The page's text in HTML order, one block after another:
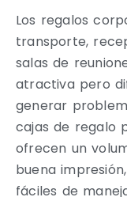
Los regalos
transporte,
salas de
atractiva pero
generar
cajas de regalo
ofrecen un
buena
fáciles de